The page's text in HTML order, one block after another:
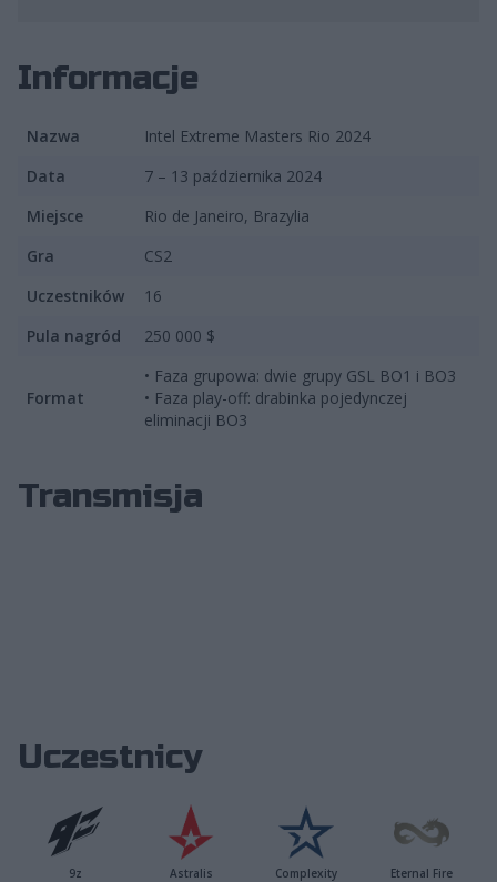
Informacje
Nazwa
Intel Extreme Masters Rio 2024
Data
7 – 13 października 2024
Miejsce
Rio de Janeiro, Brazylia
Gra
CS2
Uczestników
16
Pula nagród
250 000 $
Format
• Faza grupowa: dwie grupy GSL BO1 i BO3
• Faza play-off: drabinka pojedynczej
eliminacji BO3
Transmisja
Uczestnicy
9z Astralis Complexity Eternal Fire